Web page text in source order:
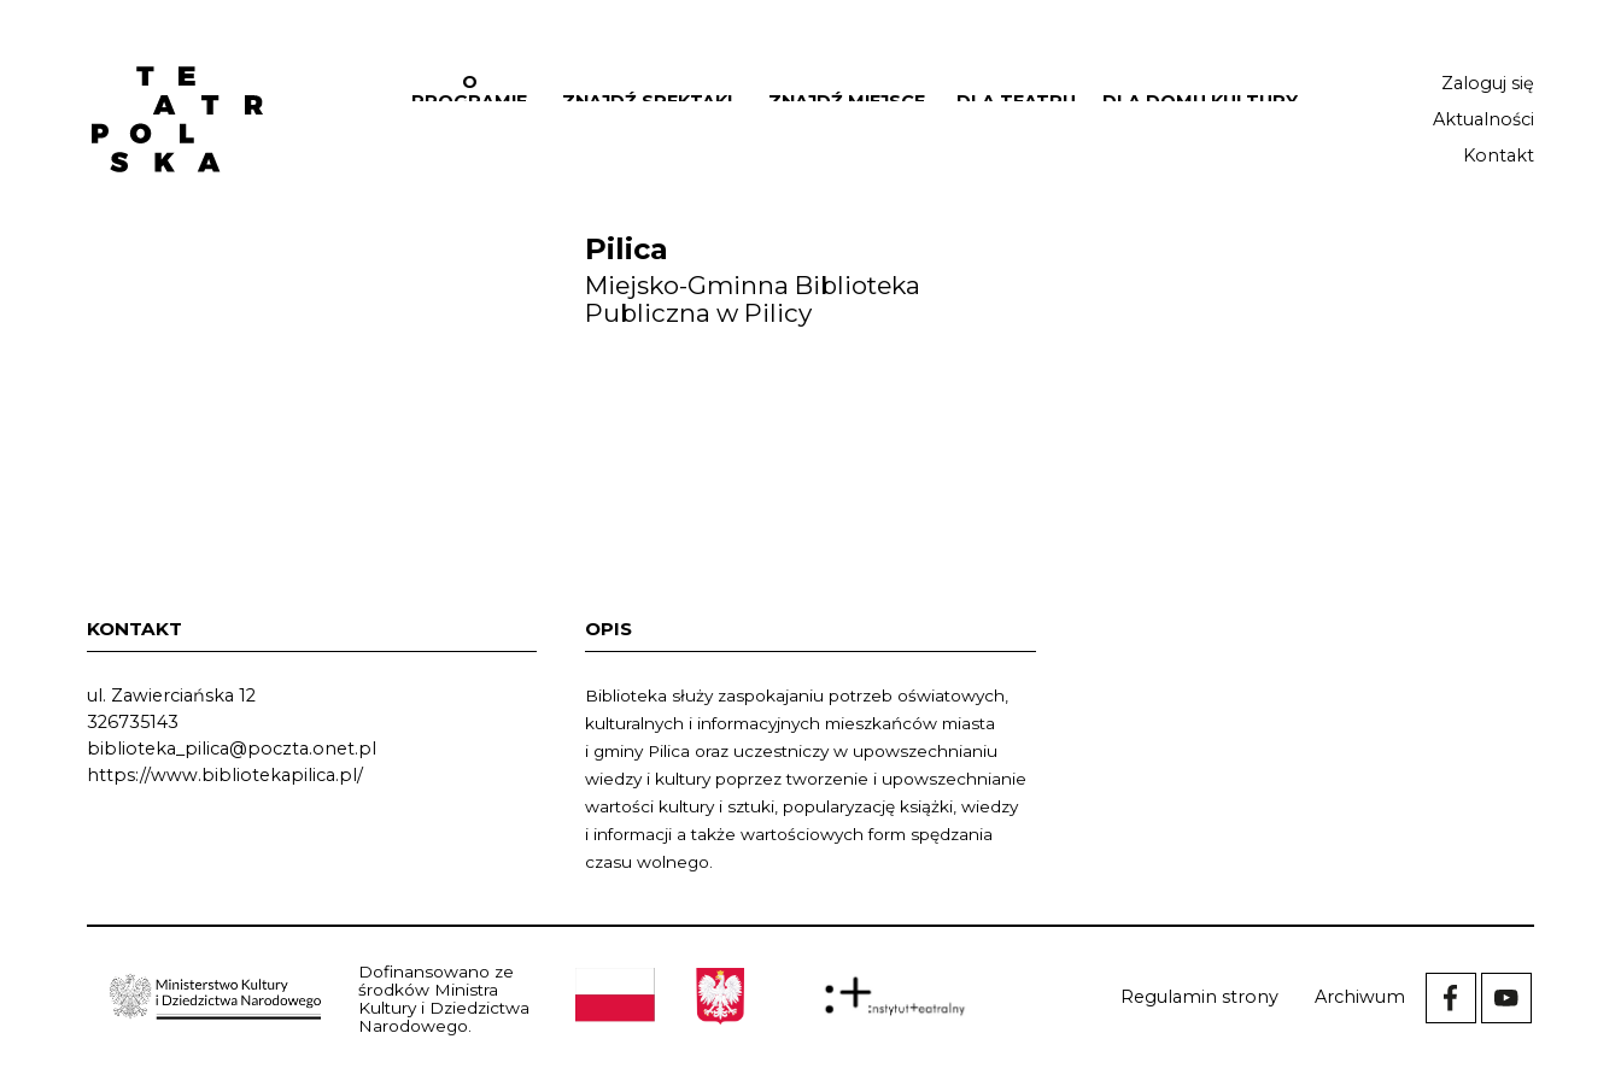
O
PROGRAMIE
ZNAJDŹ SPEKTAKL ZNAJDŹ MIEJSCE DLA TEATRU DLA DOMU KULTURY
Zaloguj się
Aktualności
Kontakt
Pilica
Miejsko-Gminna Biblioteka
Publiczna w Pilicy
KONTAKT
ul. Zawierciańska 12
326735143
biblioteka_pilica@poczta.onet.pl
https://www.bibliotekapilica.pl/
OPIS
Biblioteka służy zaspokajaniu potrzeb oświatowych,
kulturalnych i informacyjnych mieszkańców miasta
i gminy Pilica oraz uczestniczy w upowszechnianiu
wiedzy i kultury poprzez tworzenie i upowszechnianie
wartości kultury i sztuki, popularyzację książki, wiedzy
i informacji a także wartościowych form spędzania
czasu wolnego.
Dofinansowano ze
środków Ministra
Kultury i Dziedzictwa
Narodowego.
Regulamin strony Archiwum